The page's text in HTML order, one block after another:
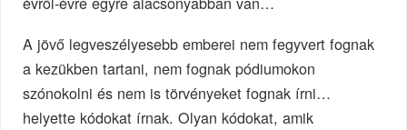
A jövő legveszélyesebb emberei nem fegyvert fognak
a kezükben tartani, nem fognak pódiumokon
szónokolni és nem is törvényeket fognak írni…
helyette kódokat írnak. Olyan kódokat, amik